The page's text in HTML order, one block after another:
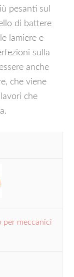
pesanti sul
di battere
lamiere e
sulla
anche
che viene
che
per meccanici